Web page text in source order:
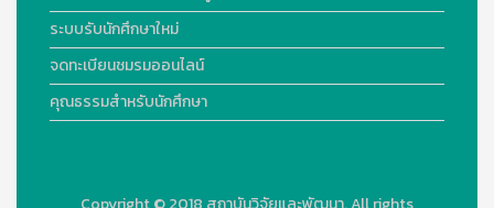
ระบบรับนักศึกษาใหม่
จดทะเบียนชมรมออนไลน์
คุณธรรมสำหรับนักศึกษา